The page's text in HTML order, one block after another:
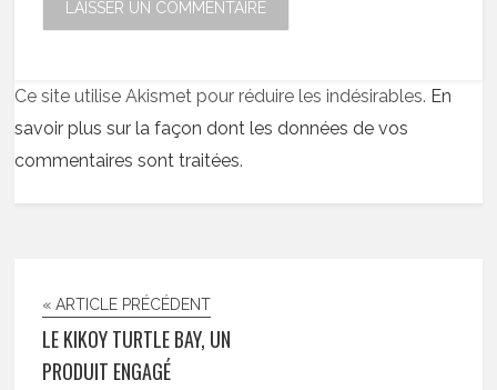
Ce site utilise Akismet pour réduire les indésirables. En
savoir plus sur la façon dont les données de vos
commentaires sont traitées.
« ARTICLE PRÉCÉDENT
LE KIKOY TURTLE BAY, UN
PRODUIT ENGAGÉ